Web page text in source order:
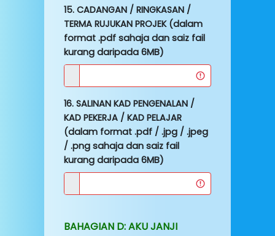
15. CADANGAN / RINGKASAN /
TERMA RUJUKAN PROJEK (dalam
format .pdf sahaja dan saiz fail
kurang daripada 6MB)
16. SALINAN KAD PENGENALAN /
KAD PEKERJA / KAD PELAJAR
(dalam format .pdf / .jpg / .jpeg
/ .png sahaja dan saiz fail
kurang daripada 6MB)
BAHAGIAN D: AKU JANJI